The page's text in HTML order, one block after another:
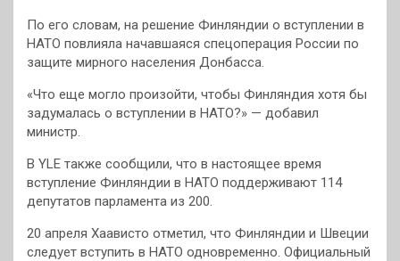
По его словам, на решение Финляндии о вступлении в
НАТО повлияла начавшаяся спецоперация России по
защите мирного населения Донбасса.
«Что еще могло произойти, чтобы Финляндия хотя бы
задумалась о вступлении в НАТО?» — добавил
министр.
В YLE также сообщили, что в настоящее время
вступление Финляндии в НАТО поддерживают 114
депутатов парламента из 200.
20 апреля Хаависто отметил, что Финляндии и Швеции
следует вступить в НАТО одновременно. Официальный